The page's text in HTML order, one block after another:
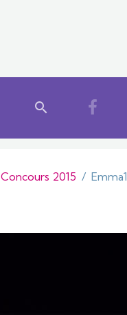
Concours 2015 Emma1